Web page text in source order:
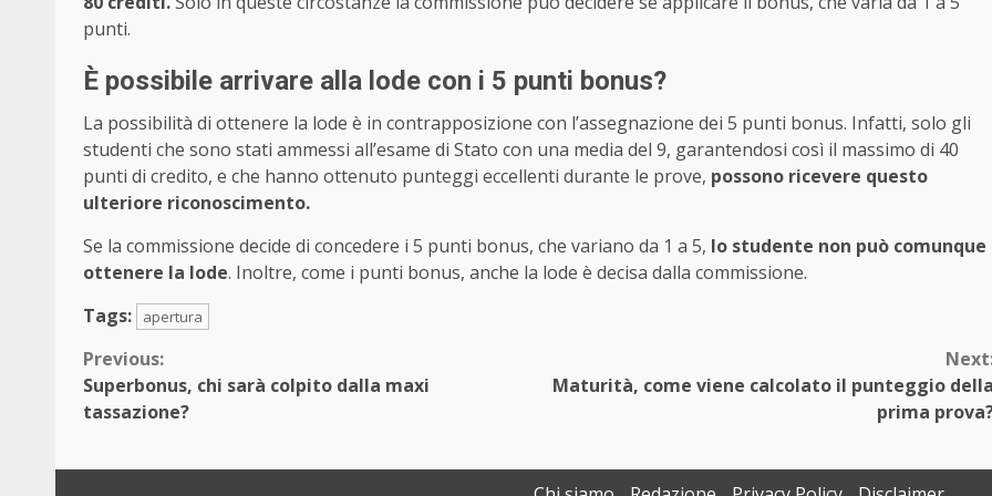
punti.
È possibile arrivare alla lode con i 5 punti bonus?
La possibilità di ottenere la lode è in contrapposizione con l’assegnazione dei 5 punti bonus. Infatti, solo gli
studenti che sono stati ammessi all’esame di Stato con una media del 9, garantendosi così il massimo di 40
punti di credito, e che hanno ottenuto punteggi eccellenti durante le prove, possono ricevere questo
ulteriore riconoscimento.
Se la commissione decide di concedere i 5 punti bonus, che variano da 1 a 5, lo studente non può comunque
ottenere la lode. Inoltre, come i punti bonus, anche la lode è decisa dalla commissione.
Tags:
apertura
Continue
Reading
Previous:
Superbonus, chi sarà colpito dalla maxi
tassazione?
Maturità, come viene calcolato il punteggio della
prima